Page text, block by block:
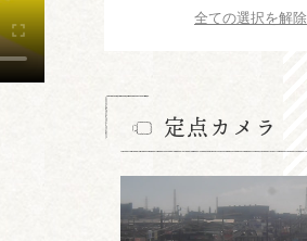
全ての選択を解除
定点カメラ